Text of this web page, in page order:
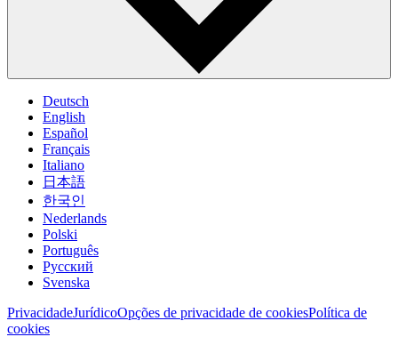
Deutsch
English
Español
Français
Italiano
日本語
한국인
Nederlands
Polski
Português
Pусский
Svenska
PrivacidadeJurídicoOpções de privacidade de cookiesPolítica de
cookies